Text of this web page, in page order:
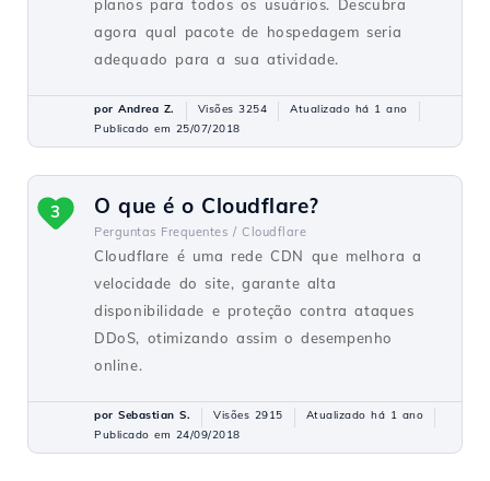
planos para todos os usuários. Descubra
agora qual pacote de hospedagem seria
adequado para a sua atividade.
por Andrea Z. Visões 3254
Atualizado há 1 ano
Publicado em 25/07/2018
O que é o Cloudflare?
Perguntas Frequentes / Cloudflare
Cloudflare é uma rede CDN que melhora a
velocidade do site, garante alta
disponibilidade e proteção contra ataques
DDoS, otimizando assim o desempenho
online.
3
por Sebastian S. Visões 2915
Atualizado há 1 ano
Publicado em 24/09/2018